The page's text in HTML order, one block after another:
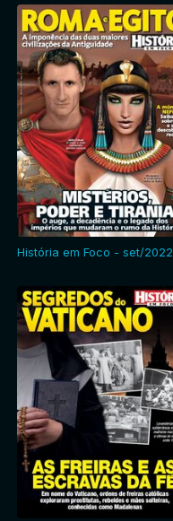
História em Foco - set/2022